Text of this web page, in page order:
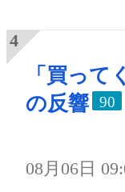
「買って
の反響
90
08月06日